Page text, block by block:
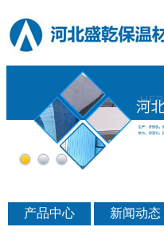
产品中心 新闻动态